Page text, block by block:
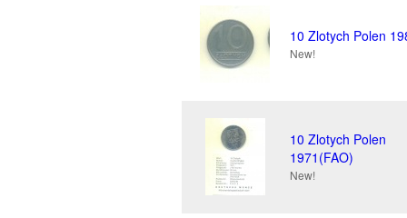
10 Zlotych Polen
New!
10 Zlotych Polen
1971(FAO)
New!